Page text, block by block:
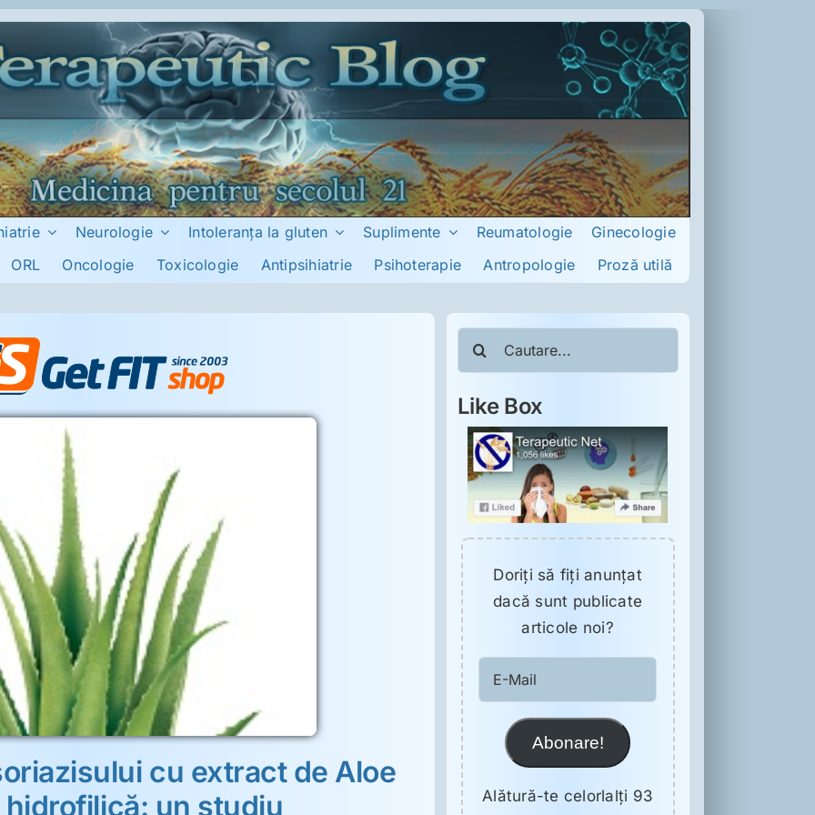
Neurologie Intoleranţa la gluten Suplimente Reumatologie
Ginecologie
ORL Oncologie Toxicologie Antipsihiatrie Psihoterapie Antropologie Proză utilă
cu extract de Aloe
un studiu
Like Box
Doriţi să fiţi anunţat
dacă sunt publicate
articole noi?
Mail
Abonare!
Alătură-te celorlalți 93